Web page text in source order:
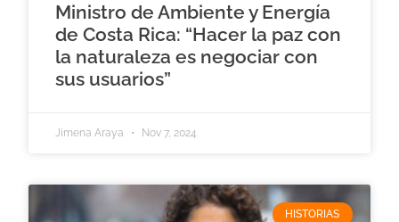
Ministro de Ambiente y Energía
de Costa Rica: “Hacer la paz con
la naturaleza es negociar con
sus usuarios”
Jimena Araya Nov 7, 2024
HISTORIAS